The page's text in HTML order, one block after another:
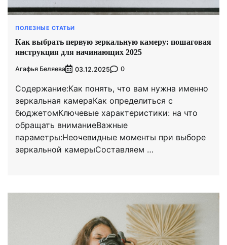
ПОЛЕЗНЫЕ СТАТЬИ
Как выбрать первую зеркальную камеру: пошаговая
инструкция для начинающих 2025
Агафья Беляева 03.12.2025 0
Содержание:Как понять, что вам нужна именно
зеркальная камераКак определиться с
бюджетомКлючевые характеристики: на что
обращать вниманиеВажные
параметры:Неочевидные моменты при выборе
зеркальной камерыСоставляем …